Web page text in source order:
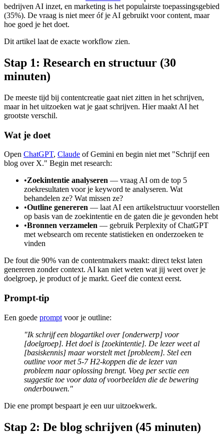
bedrijven AI inzet, en marketing is het populairste toepassingsgebied
(35%). De vraag is niet meer óf je AI gebruikt voor content, maar
hoe goed je het doet.
Dit artikel laat de exacte workflow zien.
Stap 1: Research en structuur (30
minuten)
De meeste tijd bij contentcreatie gaat niet zitten in het schrijven,
maar in het uitzoeken wat je gaat schrijven. Hier maakt AI het
grootste verschil.
Wat je doet
Open ChatGPT, Claude of Gemini en begin niet met "Schrijf een
blog over X." Begin met research:
•Zoekintentie analyseren — vraag AI om de top 5
zoekresultaten voor je keyword te analyseren. Wat
behandelen ze? Wat missen ze?
•Outline genereren — laat AI een artikelstructuur voorstellen
op basis van de zoekintentie en de gaten die je gevonden hebt
•Bronnen verzamelen — gebruik Perplexity of ChatGPT
met websearch om recente statistieken en onderzoeken te
vinden
De fout die 90% van de contentmakers maakt: direct tekst laten
genereren zonder context. AI kan niet weten wat jij weet over je
doelgroep, je product of je markt. Geef die context eerst.
Prompt-tip
Een goede prompt voor je outline:
"Ik schrijf een blogartikel over [onderwerp] voor
[doelgroep]. Het doel is [zoekintentie]. De lezer weet al
[basiskennis] maar worstelt met [probleem]. Stel een
outline voor met 5-7 H2-koppen die de lezer van
probleem naar oplossing brengt. Voeg per sectie een
suggestie toe voor data of voorbeelden die de bewering
onderbouwen."
Die ene prompt bespaart je een uur uitzoekwerk.
Stap 2: De blog schrijven (45 minuten)